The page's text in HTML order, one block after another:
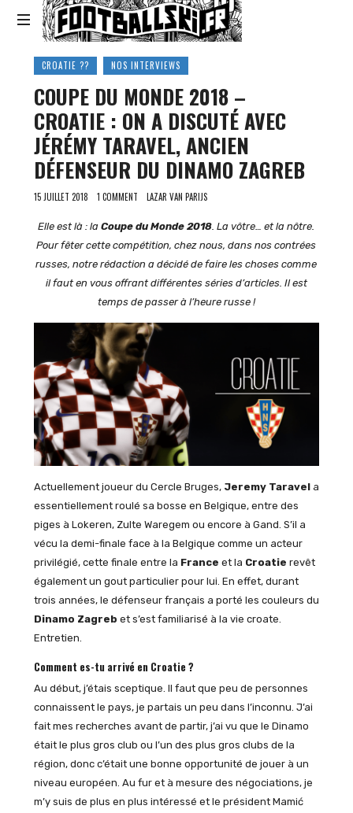
Footballski
Le
football
d'Europe
centrale
et
d'Europe
de
l'Est
CROATIE ?? NOS INTERVIEWS
COUPE DU MONDE 2018 –
CROATIE : ON A DISCUTÉ AVEC
JÉRÉMY TARAVEL, ANCIEN
DÉFENSEUR DU DINAMO ZAGREB
15 JUILLET 2018 1 COMMENT LAZAR VAN PARIJS
Elle est là : laCoupe du Monde 2018 . La vôtre… et la nôtre.
Pour fêter cette compétition, chez nous, dans nos contrées
russes, notre rédaction a décidé de faire les choses comme
il faut en vous offrant différentes séries d’articles. Il est
temps de passer à l’heure russe !
Actuellement joueur du Cercle Bruges,Jeremy Taravela
essentiellement roulé sa bosse en Belgique, entre des
piges à Lokeren, Zulte Waregem ou encore à Gand. S’il a
vécu la demi-finale face à la Belgique comme un acteur
privilégié, cette finale entre la France et la Croatie revêt
également un gout particulier pour lui. En effet, durant
trois années, le défenseur français a porté les couleurs du
Dinamo Zagreb et s’est familiarisé à la vie croate.
Entretien.
Comment es-tu arrivé en Croatie ?
Au début, j’étais sceptique. Il faut que peu de personnes
connaissent le pays, je partais un peu dans l’inconnu. J’ai
fait mes recherches avant de partir, j’ai vu que le Dinamo
était le plus gros club ou l’un des plus gros clubs de la
région, donc c’était une bonne opportunité de jouer à un
niveau européen. Au fur et à mesure des négociations, je
m’y suis de plus en plus intéressé et le président Mamić